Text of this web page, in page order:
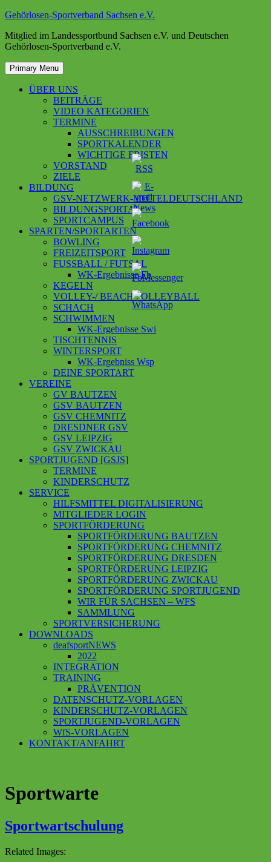
Skip
content
Gehörlosen-Sportverband Sachsen e.V.
Mitglied im Landessportbund Sachsen e.V. und Deutschen
Gehörlosen-Sportverband e.V.
Primary Menu
ÜBER UNS
BEITRÄGE
VIDEO KATEGORIEN
TERMINE
AUSSCHREIBUNGEN
SPORTKALENDER
WICHTIGE FRISTEN
VORSTAND
ZIELE
BILDUNG
GSV-NETZWERK-MITTELDEUTSCHLAND
BILDUNGSPORTAL
SPORTCAMPUS
SPARTEN/SPORTARTEN
BOWLING
FREIZEITSPORT
FUSSBALL / FUTSAL
WK-Ergebnisse Fb
KEGELN
VOLLEY-/ BEACHVOLLEYBALL
SCHACH
SCHWIMMEN
WK-Ergebnisse Swi
TISCHTENNIS
WINTERSPORT
WK-Ergebniss Wsp
DEINE SPORTART
VEREINE
GV BAUTZEN
GSV BAUTZEN
GSV CHEMNITZ
DRESDNER GSV
GSV LEIPZIG
GSV ZWICKAU
SPORTJUGEND [GSJS]
TERMINE
KINDERSCHUTZ
SERVICE
HILFSMITTEL DIGITALISIERUNG
MITGLIEDER LOGIN
SPORTFÖRDERUNG
SPORTFÖRDERUNG BAUTZEN
SPORTFÖRDERUNG CHEMNITZ
SPORTFÖRDERUNG DRESDEN
SPORTFÖRDERUNG LEIPZIG
SPORTFÖRDERUNG ZWICKAU
SPORTFÖRDERUNG SPORTJUGEND
WIR FÜR SACHSEN – WFS
SAMMLUNG
SPORTVERSICHERUNG
DOWNLOADS
deafsportNEWS
2022
INTEGRATION
TRAINING
PRÄVENTION
DATENSCHUTZ-VORLAGEN
KINDERSCHUTZ-VORLAGEN
SPORTJUGEND-VORLAGEN
WfS-VORLAGEN
KONTAKT/ANFAHRT
Sportwarte
Sportwartschulung
Related Images: